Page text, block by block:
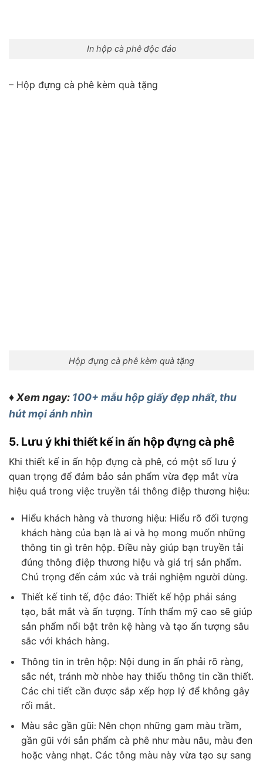
In hộp cà phê độc đáo
– Hộp đựng cà phê kèm quà tặng
Hộp đựng cà phê kèm quà tặng
♦ Xem ngay: 100+ mẫu hộp giấy đẹp nhất, thu
hút mọi ánh nhìn
5. Lưu ý khi thiết kế in ấn hộp đựng cà phê
Khi thiết kế in ấn hộp đựng cà phê, có một số lưu ý
quan trọng để đảm bảo sản phẩm vừa đẹp mắt vừa
hiệu quả trong việc truyền tải thông điệp thương hiệu:
Hiểu khách hàng và thương hiệu: Hiểu rõ đối tượng
khách hàng của bạn là ai và họ mong muốn những
thông tin gì trên hộp. Điều này giúp bạn truyền tải
đúng thông điệp thương hiệu và giá trị sản phẩm.
Chú trọng đến cảm xúc và trải nghiệm người dùng.
Thiết kế tinh tế, độc đáo: Thiết kế hộp phải sáng
tạo, bắt mắt và ấn tượng. Tính thẩm mỹ cao sẽ giúp
sản phẩm nổi bật trên kệ hàng và tạo ấn tượng sâu
sắc với khách hàng.
Thông tin in trên hộp: Nội dung in ấn phải rõ ràng,
sắc nét, tránh mờ nhòe hay thiếu thông tin cần thiết.
Các chi tiết cần được sắp xếp hợp lý để không gây
rối mắt.
Màu sắc gần gũi: Nên chọn những gam màu trầm,
gần gũi với sản phẩm cà phê như màu nâu, màu đen
hoặc vàng nhạt. Các tông màu này vừa tạo sự sang